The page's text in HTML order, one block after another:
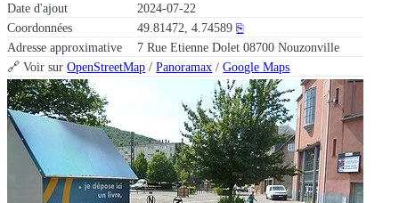
Date d'ajout
2024-07-22
Coordonnées
49.81472, 4.74589 ⎘
Adresse approximative
7 Rue Etienne Dolet 08700 Nouzonville
🔗 Voir surOpenStreetMap /Panoramax /Google Maps